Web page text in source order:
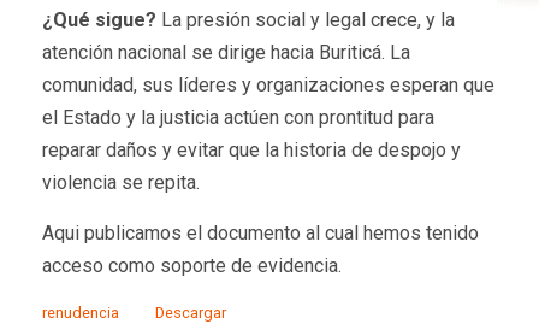
¿Qué sigue? La presión social y legal crece, y la
atención nacional se dirige hacia Buriticá. La
comunidad, sus líderes y organizaciones esperan que
el Estado y la justicia actúen con prontitud para
reparar daños y evitar que la historia de despojo y
violencia se repita.
Aqui publicamos el documento al cual hemos tenido
acceso como soporte de evidencia.
renudencia Descargar